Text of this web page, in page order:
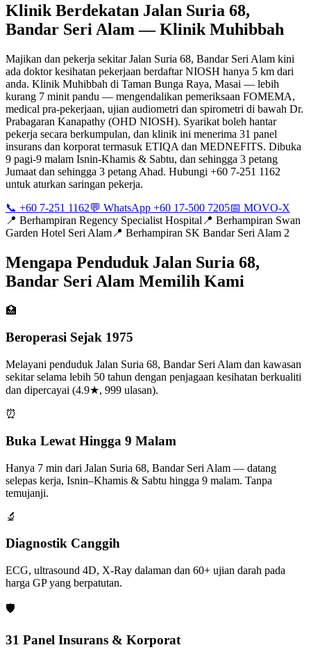
Klinik Berdekatan Jalan Suria 68,
Bandar Seri Alam — Klinik Muhibbah
Majikan dan pekerja sekitar Jalan Suria 68, Bandar Seri Alam kini
ada doktor kesihatan pekerjaan berdaftar NIOSH hanya 5 km dari
anda. Klinik Muhibbah di Taman Bunga Raya, Masai — lebih
kurang 7 minit pandu — mengendalikan pemeriksaan FOMEMA,
medical pra-pekerjaan, ujian audiometri dan spirometri di bawah Dr.
Prabagaran Kanapathy (OHD NIOSH). Syarikat boleh hantar
pekerja secara berkumpulan, dan klinik ini menerima 31 panel
insurans dan korporat termasuk ETIQA dan MEDNEFITS. Dibuka
9 pagi-9 malam Isnin-Khamis & Sabtu, dan sehingga 3 petang
Jumaat dan sehingga 3 petang Ahad. Hubungi +60 7-251 1162
untuk aturkan saringan pekerja.
📞 +60 7-251 1162💬 WhatsApp +60 17-500 7205📅 MOVO-X
📍 Berhampiran Regency Specialist Hospital 📍 Berhampiran Swan
Garden Hotel Seri Alam 📍 Berhampiran SK Bandar Seri Alam 2
Mengapa Penduduk Jalan Suria 68,
Bandar Seri Alam Memilih Kami
🏥
Beroperasi Sejak 1975
Melayani penduduk Jalan Suria 68, Bandar Seri Alam dan kawasan
sekitar selama lebih 50 tahun dengan penjagaan kesihatan berkualiti
dan dipercayai (4.9★, 999 ulasan).
⏰
Buka Lewat Hingga 9 Malam
Hanya 7 min dari Jalan Suria 68, Bandar Seri Alam — datang
selepas kerja, Isnin–Khamis & Sabtu hingga 9 malam. Tanpa
temujanji.
🔬
Diagnostik Canggih
ECG, ultrasound 4D, X-Ray dalaman dan 60+ ujian darah pada
harga GP yang berpatutan.
🛡️
31 Panel Insurans & Korporat